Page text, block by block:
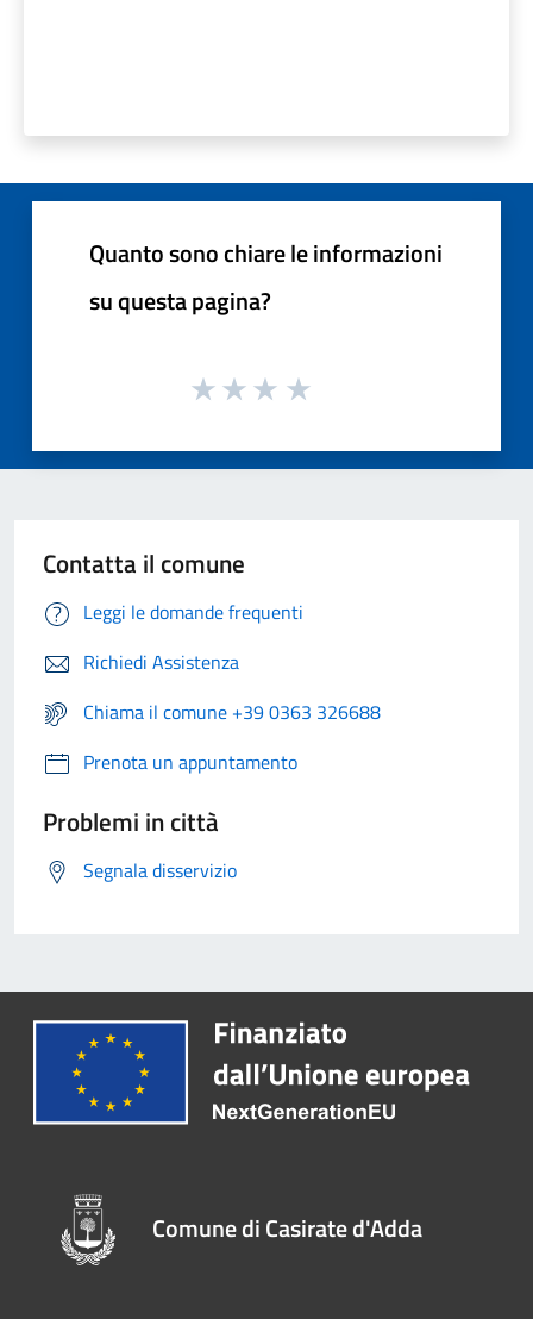
Quanto sono chiare le informazioni
su questa pagina?
Contatta il comune
Leggi le domande frequenti
Richiedi Assistenza
Chiama il comune +39 0363 326688
Prenota un appuntamento
Problemi in città
Segnala disservizio
Comune di Casirate d'Adda